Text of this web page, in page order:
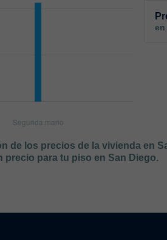
en
de los precios de la vivienda en
precio para tu piso en San Diego.